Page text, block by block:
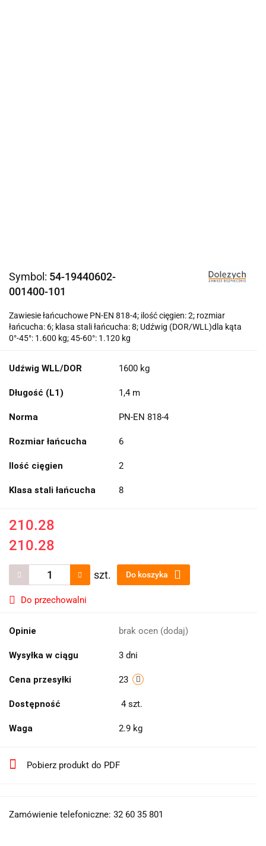
Symbol: 54-19440602-
001400-101
Zawiesie łańcuchowe PN-EN 818-4; ilość cięgien: 2; rozmiar
łańcucha: 6; klasa stali łańcucha: 8; Udźwig (DOR/WLL)dla kąta
0°-45°: 1.600 kg; 45-60°: 1.120 kg
Udźwig WLL/DOR 1600 kg
Długość (L1) 1,4 m
Norma PN-EN 818-4
Rozmiar łańcucha 6
Ilość cięgien 2
Klasa stali łańcucha 8
210.28
210.28
szt. Do koszyka
Do przechowalni
Opinie brak ocen (dodaj)
Wysyłka w ciągu 3 dni
Cena przesyłki 23
Dostępność 4 szt.
Waga 2.9 kg
Pobierz produkt do PDF
Zamówienie telefoniczne: 32 60 35 801